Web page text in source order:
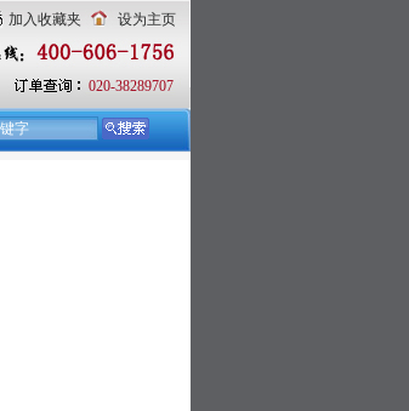
加入收藏夹 设为主页
020-38289707